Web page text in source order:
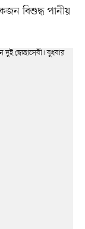
বিশুদ্ধ পানীয়